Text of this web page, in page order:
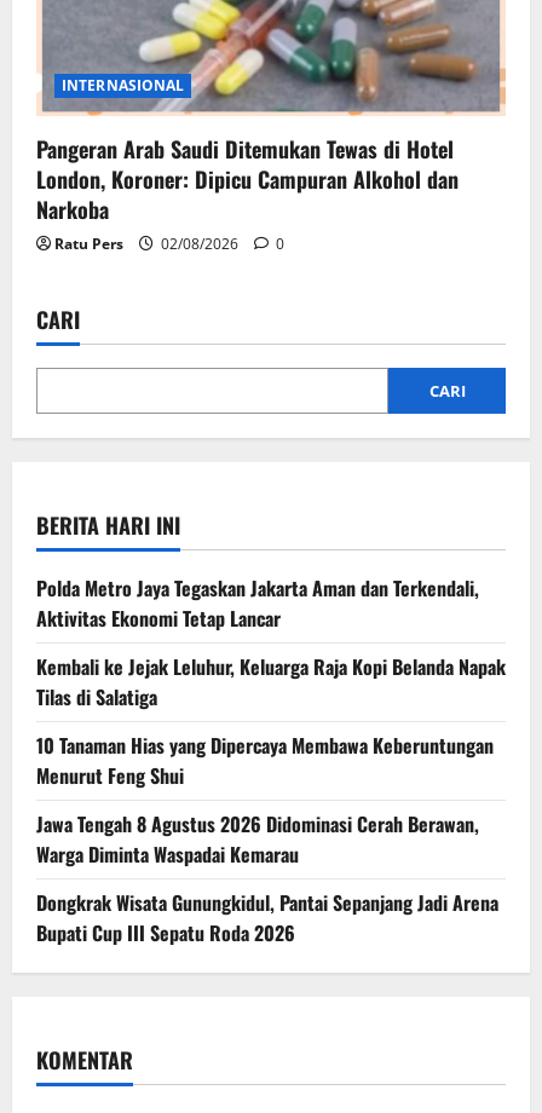
INTERNASIONAL
Pangeran Arab Saudi Ditemukan Tewas di Hotel
London, Koroner: Dipicu Campuran Alkohol dan
Narkoba
Ratu Pers 02/08/2026 0
CARI
CARI
BERITA HARI INI
Polda Metro Jaya Tegaskan Jakarta Aman dan Terkendali,
Aktivitas Ekonomi Tetap Lancar
Kembali ke Jejak Leluhur, Keluarga Raja Kopi Belanda Napak
Tilas di Salatiga
10 Tanaman Hias yang Dipercaya Membawa Keberuntungan
Menurut Feng Shui
Jawa Tengah 8 Agustus 2026 Didominasi Cerah Berawan,
Warga Diminta Waspadai Kemarau
Dongkrak Wisata Gunungkidul, Pantai Sepanjang Jadi Arena
Bupati Cup III Sepatu Roda 2026
KOMENTAR